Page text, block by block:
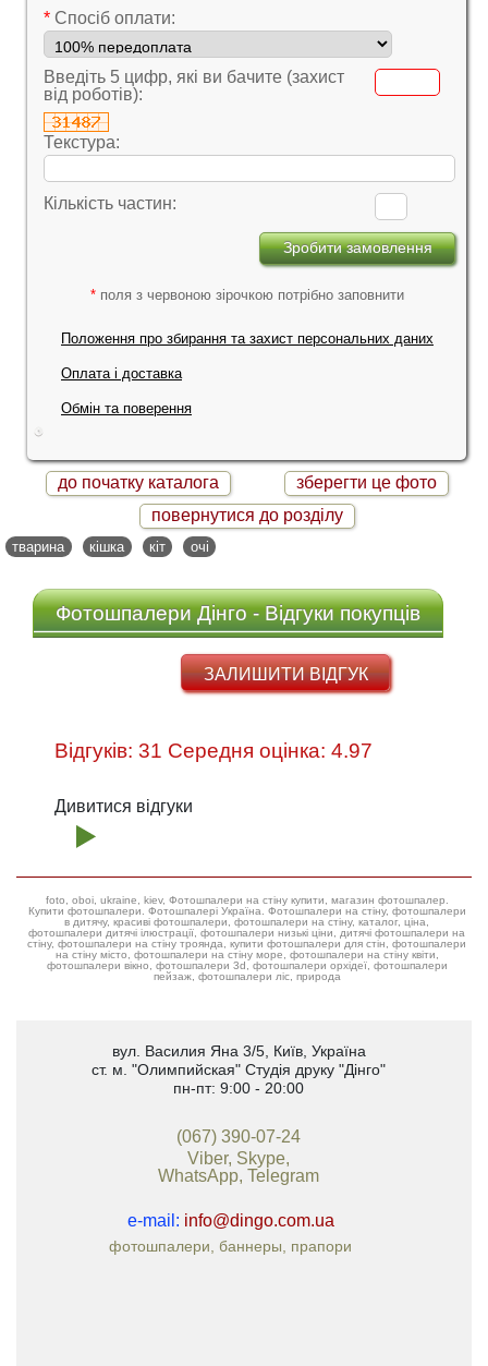
* Cпосіб оплати:
Введіть 5 цифр, які ви бачите (захист
від роботів):
Текстура:
Кількість частин:
* поля з червоною зірочкою потрібно заповнити
Положення про збирання та захист персональних даних
Оплата і доставка
Обмін та поверення
до початку каталога
зберегти це фото
повернутися до розділу
тварина кішка кіт очі
Фотошпалери Дінго - Відгуки покупців
ЗАЛИШИТИ ВІДГУК
Відгуків: 31 Середня оцінка: 4.97
Дивитися відгуки
foto, oboi, ukraine, kiev, Фотошпалери на стіну купити, магазин фотошпалер.
Купити фотошпалери. Фотошпалері Україна. Фотошпалери на стіну, фотошпалери
в дитячу, красиві фотошпалери, фотошпалери на стіну, каталог, ціна,
фотошпалери дитячі ілюстрації, фотошпалери низькі ціни, дитячі фотошпалери на
стіну, фотошпалери на стіну троянда, купити фотошпалери для стін, фотошпалери
на стіну місто, фотошпалери на стіну море, фотошпалери на стіну квіти,
фотошпалери вікно, фотошпалери 3d, фотошпалери орхідеї, фотошпалери
пейзаж, фотошпалери ліс, природа
вул. Василия Яна 3/5, Київ, Україна
ст. м. "Олимпийская" Студія друку "Дінго"
пн-пт: 9:00 - 20:00
(067) 390-07-24
Viber, Skype,
WhatsApp, Telegram
e-mail: info@dingo.com.ua
фотошпалери, баннеры, прапори